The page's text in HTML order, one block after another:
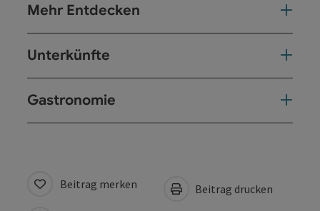
Mehr Entdecken
Unterkünfte
Gastronomie
Beitrag merken Beitrag drucken